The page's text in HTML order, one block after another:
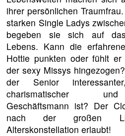
ihrer persönlichen
starken Single Ladys
begeben sie sich auf
Lebens. Kann die
Hottie punkten oder fühlt
der sexy Missys
der Senior
charismatischer
Geschäftsmann ist? Der
nach der großen
Alterskonstellation erlaubt!